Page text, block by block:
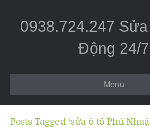
0938.724.247
Động 24/7
Menu
Posts Tagged ‘sửa ô tô Phú